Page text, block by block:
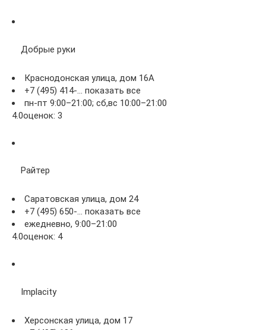
Добрые руки
Краснодонская улица, дом 16А
+7 (495) 414-… показать все
пн-пт 9:00–21:00; сб,вс 10:00–21:00
4.0оценок: 3
Райтер
Саратовская улица, дом 24
+7 (495) 650-… показать все
ежедневно, 9:00–21:00
4.0оценок: 4
Implacity
Херсонская улица, дом 17